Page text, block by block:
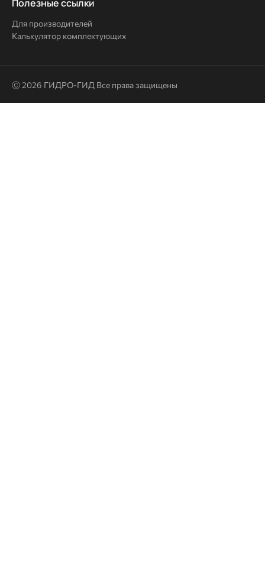
Полезные
Полезные ссылки
Для производителей
Калькулятор комплектующих
Ⓒ 2026 ГИДРО-ГИД Все права защищены